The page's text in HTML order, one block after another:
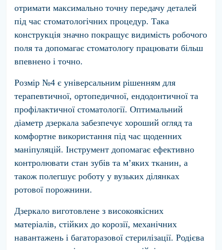
отримати максимально точну передачу деталей
під час стоматологічних процедур. Така
конструкція значно покращує видимість робочого
поля та допомагає стоматологу працювати більш
впевнено і точно.
Розмір №4 є універсальним рішенням для
терапевтичної, ортопедичної, ендодонтичної та
профілактичної стоматології. Оптимальний
діаметр дзеркала забезпечує хороший огляд та
комфортне використання під час щоденних
маніпуляцій. Інструмент допомагає ефективно
контролювати стан зубів та м’яких тканин, а
також полегшує роботу у вузьких ділянках
ротової порожнини.
Дзеркало виготовлене з високоякісних
матеріалів, стійких до корозії, механічних
навантажень і багаторазової стерилізації. Родієва